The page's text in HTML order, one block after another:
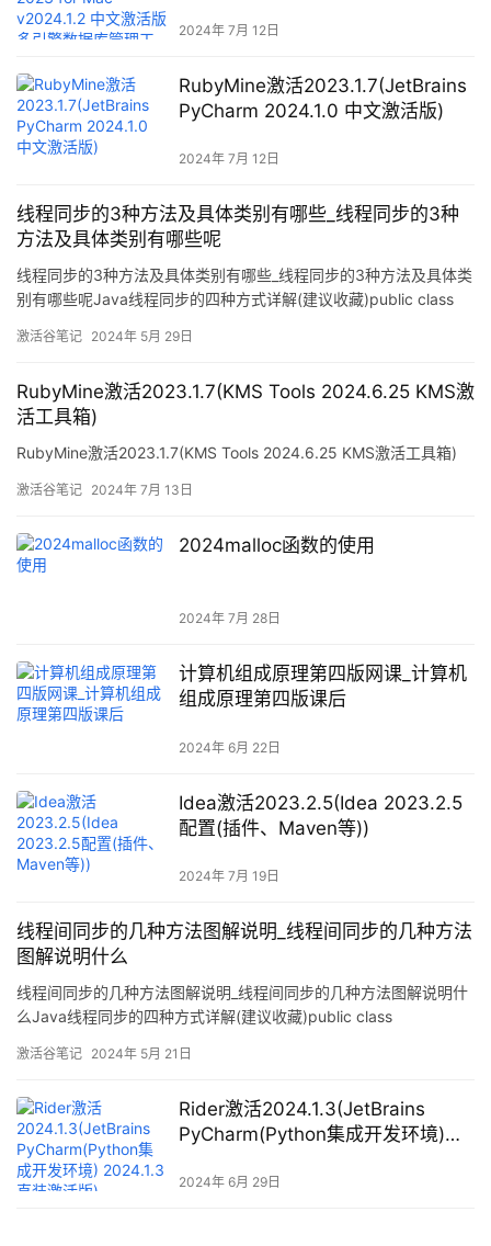
intel／M1))
2024年 7月 12日
RubyMine激活2023.1.7(JetBrains
PyCharm 2024.1.0 中文激活版)
2024年 7月 12日
线程同步的3种方法及具体类别有哪些_线程同步的3种
方法及具体类别有哪些呢
线程同步的3种方法及具体类别有哪些_线程同步的3种方法及具体类
别有哪些呢Java线程同步的四种方式详解(建议收藏)public class
public int getAccount() {
激活谷笔记 2024年 5月 29日
RubyMine激活2023.1.7(KMS Tools 2024.6.25 KMS激
活工具箱)
RubyMine激活2023.1.7(KMS Tools 2024.6.25 KMS激活工具箱)
激活谷笔记 2024年 7月 13日
2024malloc函数的使用
2024年 7月 28日
计算机组成原理第四版网课_计算机
组成原理第四版课后
2024年 6月 22日
Idea激活2023.2.5(Idea 2023.2.5
配置(插件、Maven等))
2024年 7月 19日
线程间同步的几种方法图解说明_线程间同步的几种方法
图解说明什么
线程间同步的几种方法图解说明_线程间同步的几种方法图解说明什
么Java线程同步的四种方式详解(建议收藏)public class
pub
激活谷笔记 2024年 5月 21日
Rider激活2024.1.3(JetBrains
PyCharm(Python集成开发环境)
2024年 6月 29日